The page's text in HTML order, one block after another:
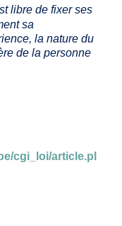
libre de fixer ses
sa
la nature du
de la personne
cgi_loi/article.pl